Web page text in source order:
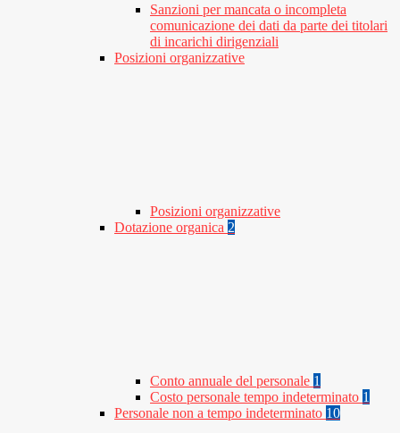
Sanzioni per mancata o incompleta
comunicazione dei dati da parte dei titolari
di incarichi dirigenziali
Posizioni organizzative
Posizioni organizzative
Dotazione organica 2
Conto annuale del personale 1
Costo personale tempo indeterminato 1
Personale non a tempo indeterminato 10